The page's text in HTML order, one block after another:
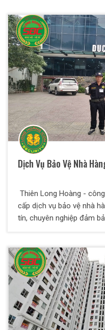
Dịch Vụ Bảo Vệ Nhà
Thiên Long Hoàng -
cấp dịch vụ bảo vệ nhà
tín, chuyên nghiệp đảm